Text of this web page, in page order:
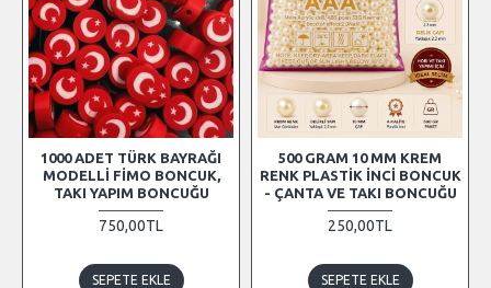
1000 ADET TÜRK BAYRAĞI
MODELLI FIMO BONCUK,
TAKI YAPIM BONCUĞU
750,00TL
SEPETE EKLE
500 GRAM 10 MM KREM
RENK PLASTIK İNCI BONCUK
- ÇANTA VE TAKI BONCUĞU
250,00TL
SEPETE EKLE